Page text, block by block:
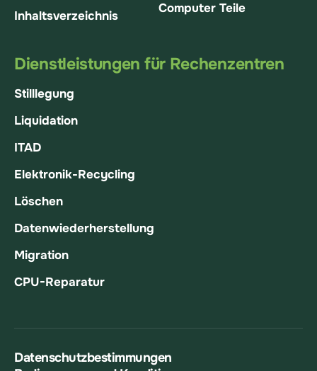
Inhaltsverzeichnis
Computer Teile
Dienstleistungen für Rechenzentren
Stilllegung
Liquidation
ITAD
Elektronik-Recycling
Löschen
Datenwiederherstellung
Migration
CPU-Reparatur
Datenschutzbestimmungen